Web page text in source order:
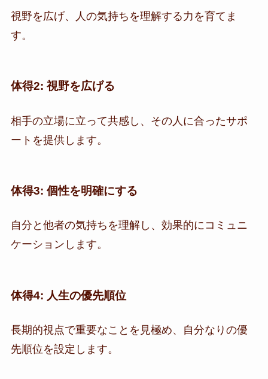
視野を広げ、人の気持ちを理解する力を育てま
す。
体得2: 視野を広げる
相手の立場に立って共感し、その人に合ったサポ
ートを提供します。
体得3: 個性を明確にする
自分と他者の気持ちを理解し、効果的にコミュニ
ケーションします。
体得4: 人生の優先順位
長期的視点で重要なことを見極め、自分なりの優
先順位を設定します。